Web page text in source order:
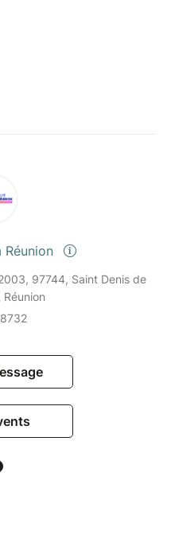
Réunion
97744, Saint Denis de
Réunion